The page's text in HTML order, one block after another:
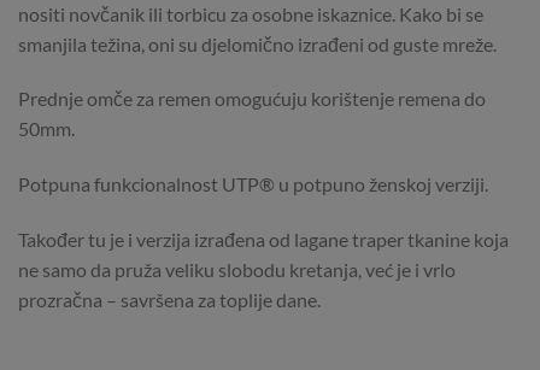
nositi novčanik ili torbicu za osobne iskaznice. Kako bi se
smanjila težina, oni su djelomično izrađeni od guste mreže.
Prednje omče za remen omogućuju korištenje remena do
50mm.
Potpuna funkcionalnost UTP® u potpuno ženskoj verziji.
Također tu je i verzija izrađena od lagane traper tkanine koja
ne samo da pruža veliku slobodu kretanja, već je i vrlo
prozračna – savršena za toplije dane.